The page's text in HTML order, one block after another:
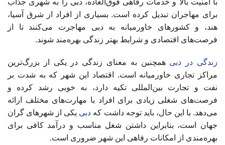
با امنیت بالا و خدمات رفاهی فوق‌العاده، دبی را به شهری جذاب
برای مهاجران تبدیل کرده است. بسیاری از افراد از شرق آسیا،
هند، و کشورهای خاورمیانه به دبی مهاجرت می‌کنند تا از
فرصت‌های اقتصادی و شرایط بهتر زندگی بهره‌مند شوند.
زندگی در دبی همچنین به معنای زندگی در یکی از بزرگ‌ترین
مراکز تجاری خاورمیانه است. اقتصاد این شهر که به شدت بر
نفت و تجارت بین‌المللی تکیه دارد، به خوبی رشد کرده و
فرصت‌های شغلی زیادی برای افراد با مهارت‌های مختلف ارائه
می‌دهد. با این حال، باید توجه داشت که دبی یکی از شهرهای گران
جهان است، بنابراین داشتن شغل مناسب و درآمد کافی برای
بهره‌مندی از امکانات رفاهی این شهر ضروری است.